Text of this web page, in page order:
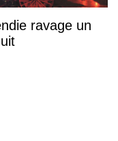
ravage un